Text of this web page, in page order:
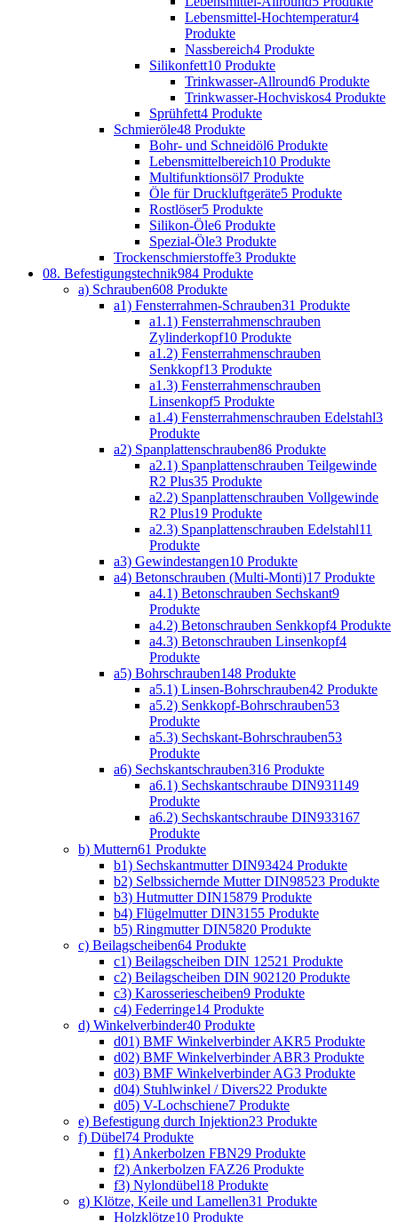
Lebensmittel-Hochtemperatur4
Produkte
Nassbereich4 Produkte
Silikonfett10 Produkte
Trinkwasser-Allround6 Produkte
Trinkwasser-Hochviskos4 Produkte
Sprühfett4 Produkte
Schmieröle48 Produkte
Bohr- und Schneidöl6 Produkte
Lebensmittelbereich10 Produkte
Multifunktionsöl7 Produkte
Öle für Druckluftgeräte5 Produkte
Rostlöser5 Produkte
Silikon-Öle6 Produkte
Spezial-Öle3 Produkte
Trockenschmierstoffe3 Produkte
08. Befestigungstechnik984 Produkte
a) Schrauben608 Produkte
a1) Fensterrahmen-Schrauben31 Produkte
a1.1) Fensterrahmenschrauben
Zylinderkopf10 Produkte
a1.2) Fensterrahmenschrauben
Senkkopf13 Produkte
a1.3) Fensterrahmenschrauben
Linsenkopf5 Produkte
a1.4) Fensterrahmenschrauben Edelstahl3
Produkte
a2) Spanplattenschrauben86 Produkte
a2.1) Spanplattenschrauben Teilgewinde
R2 Plus35 Produkte
a2.2) Spanplattenschrauben Vollgewinde
R2 Plus19 Produkte
a2.3) Spanplattenschrauben Edelstahl11
Produkte
a3) Gewindestangen10 Produkte
a4) Betonschrauben (Multi-Monti)17 Produkte
a4.1) Betonschrauben Sechskant9
Produkte
a4.2) Betonschrauben Senkkopf4 Produkte
a4.3) Betonschrauben Linsenkopf4
Produkte
a5) Bohrschrauben148 Produkte
a5.1) Linsen-Bohrschrauben42 Produkte
a5.2) Senkkopf-Bohrschrauben53
Produkte
a5.3) Sechskant-Bohrschrauben53
Produkte
a6) Sechskantschrauben316 Produkte
a6.1) Sechskantschraube DIN931149
Produkte
a6.2) Sechskantschraube DIN933167
Produkte
b) Muttern61 Produkte
b1) Sechskantmutter DIN93424 Produkte
b2) Selbssichernde Mutter DIN98523 Produkte
b3) Hutmutter DIN15879 Produkte
b4) Flügelmutter DIN3155 Produkte
b5) Ringmutter DIN5820 Produkte
c) Beilagscheiben64 Produkte
c1) Beilagscheiben DIN 12521 Produkte
c2) Beilagscheiben DIN 9021 20 Produkte
c3) Karosseriescheiben9 Produkte
c4) Federringe14 Produkte
d) Winkelverbinder40 Produkte
d01) BMF Winkelverbinder AKR5 Produkte
d02) BMF Winkelverbinder ABR3 Produkte
d03) BMF Winkelverbinder AG3 Produkte
d04) Stuhlwinkel / Divers22 Produkte
d05) V-Lochschiene7 Produkte
e) Befestigung durch Injektion23 Produkte
f) Dübel74 Produkte
f1) Ankerbolzen FBN29 Produkte
f2) Ankerbolzen FAZ26 Produkte
f3) Nylondübel18 Produkte
g) Klötze, Keile und Lamellen31 Produkte
Holzklötze10 Produkte